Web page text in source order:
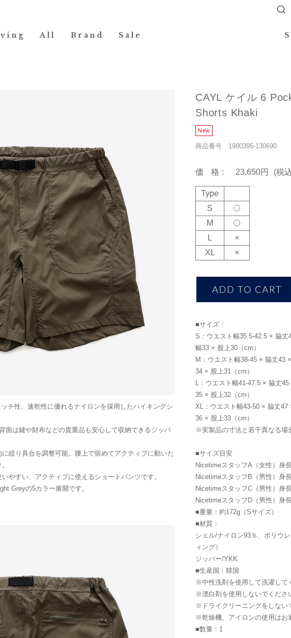
All Brand Sale
CAYL ケイル 6
Shorts Khaki
商品番号 1980395-130690
価格 23,650円 (税
Type
S
M
L
×
XL
×
■サイズ：
S：ウエスト幅35.5-42.5 × 脇丈
幅33 × 股上30（cm）
M：ウエスト幅38-45 × 脇丈43
34 × 股上31（cm）
L：ウエスト幅41-47.5 × 脇丈
35 × 股上32（cm）
XL：ウエスト幅43-50 × 脇丈
36 × 股上33（cm）
※実製品の寸法と若干異なる場
■サイズ目安
NicetimeスタッフA（女性）身
NicetimeスタッフB（男性）身
NicetimeスタッフC（男性）身
NicetimeスタッフD（男性）身
■重量：約172g（Sサイズ）
■材質：
シェル/ナイロン93％、ポリウ
ィング）
ジッパー/YKK
■生産国：韓国
※中性洗剤を使用して洗濯して
※漂白剤を使用しないでくださ
※ドライクリーニングをしない
※乾燥機、アイロンの使用はお
■数量：1
チ性、速乾性に優れるナイロンを採用したハイキングシ
面は鍵や財布などの貴重品も安心して収納できるジッパ
絞り具合を調整可能。腰上で留めてアクティブに動いた
やすい、アクティブに使えるショートパンツです。
Greyの5カラー展開です。